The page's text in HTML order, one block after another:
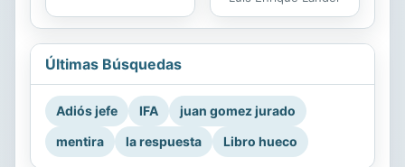
Últimas Búsquedas
Adiós jefe IFA
juan gomez jurado
mentira
la respuesta Libro hueco